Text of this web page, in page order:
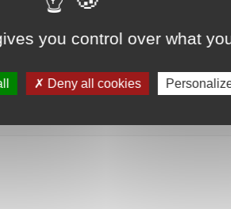
you control over what
Deny all cookies